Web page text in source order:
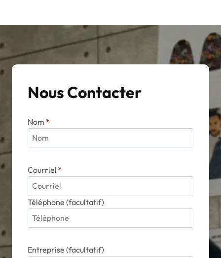
Nous Contacter
Nom *
Courriel *
Téléphone (facultatif)
Entreprise (facultatif)